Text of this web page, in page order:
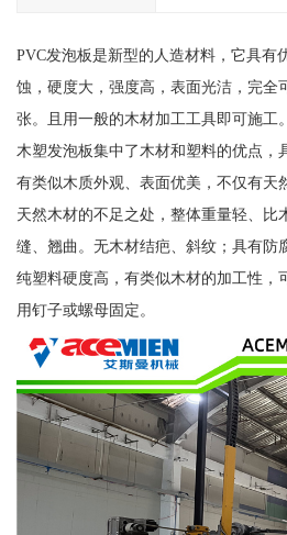
PVC发泡板是新型的人造材料，它具有
蚀，硬度大，强度高，表面光洁，完全
张。且用一般的木材加工工具即可施工。
木塑发泡板集中了木材和塑料的优点，
有类似木质外观、表面优美，不仅有天
天然木材的不足之处，整体重量轻、比
缝、翘曲。无木材结疤、斜纹；具有防
纯塑料硬度高，有类似木材的加工性，
用钉子或螺母固定。